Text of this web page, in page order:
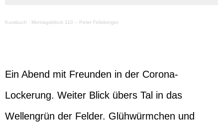
Kursbuch · Montagsblock 110 – Peter Felixberger
Ein Abend mit Freunden in der Corona-
Lockerung. Weiter Blick übers Tal in das
Wellengrün der Felder. Glühwürmchen und